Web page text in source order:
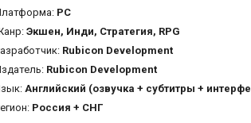
PC
Экшен, Инди, Стратегия, RPG
Rubicon Development
Rubicon Development
Английский (озвучка + субтитры + интерфейс)
Россия + СНГ